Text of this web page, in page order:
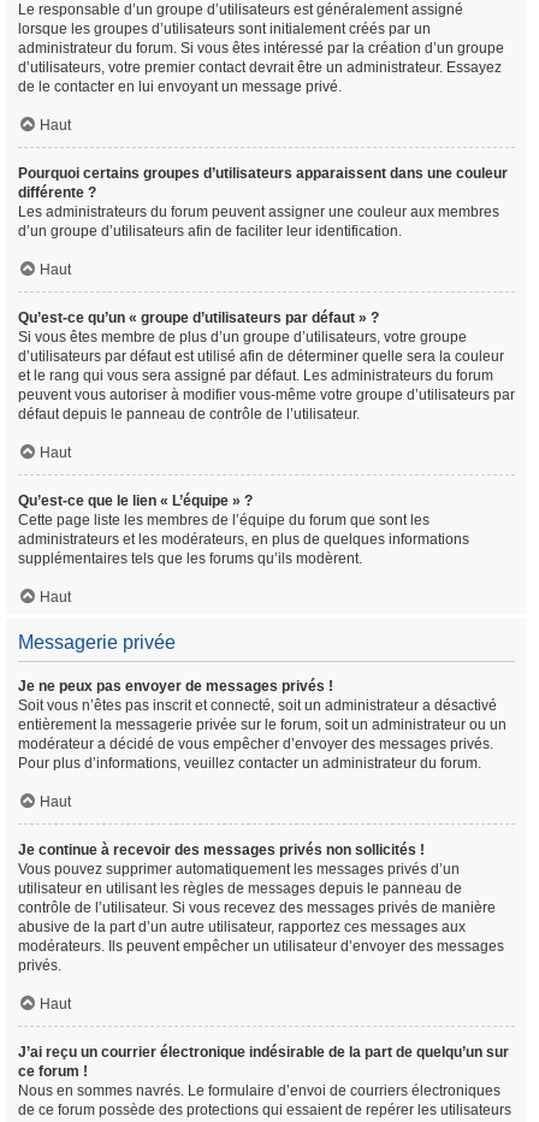
Le responsable d’un groupe d’utilisateurs est généralement assigné
lorsque les groupes d’utilisateurs sont initialement créés par un
administrateur du forum. Si vous êtes intéressé par la création d’un groupe
d’utilisateurs, votre premier contact devrait être un administrateur. Essayez
de le contacter en lui envoyant un message privé.
Haut
Pourquoi certains groupes d’utilisateurs apparaissent dans une couleur
différente ?
Les administrateurs du forum peuvent assigner une couleur aux membres
d’un groupe d’utilisateurs afin de faciliter leur identification.
Haut
Qu’est-ce qu’un « groupe d’utilisateurs par défaut » ?
Si vous êtes membre de plus d’un groupe d’utilisateurs, votre groupe
d’utilisateurs par défaut est utilisé afin de déterminer quelle sera la couleur
et le rang qui vous sera assigné par défaut. Les administrateurs du forum
peuvent vous autoriser à modifier vous-même votre groupe d’utilisateurs par
défaut depuis le panneau de contrôle de l’utilisateur.
Haut
Qu’est-ce que le lien « L’équipe » ?
Cette page liste les membres de l’équipe du forum que sont les
administrateurs et les modérateurs, en plus de quelques informations
supplémentaires tels que les forums qu’ils modèrent.
Haut
Messagerie privée
Je ne peux pas envoyer de messages privés !
Soit vous n’êtes pas inscrit et connecté, soit un administrateur a désactivé
entièrement la messagerie privée sur le forum, soit un administrateur ou un
modérateur a décidé de vous empêcher d’envoyer des messages privés.
Pour plus d’informations, veuillez contacter un administrateur du forum.
Haut
Je continue à recevoir des messages privés non sollicités !
Vous pouvez supprimer automatiquement les messages privés d’un
utilisateur en utilisant les règles de messages depuis le panneau de
contrôle de l’utilisateur. Si vous recevez des messages privés de manière
abusive de la part d’un autre utilisateur, rapportez ces messages aux
modérateurs. Ils peuvent empêcher un utilisateur d’envoyer des messages
privés.
Haut
J’ai reçu un courrier électronique indésirable de la part de quelqu’un sur
ce forum !
Nous en sommes navrés. Le formulaire d’envoi de courriers électroniques
de ce forum possède des protections qui essaient de repérer les utilisateurs